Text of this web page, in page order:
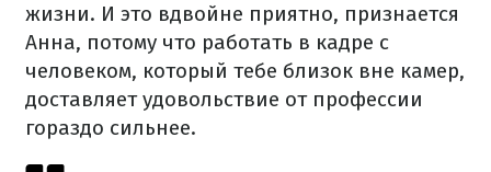
жизни. И это вдвойне приятно, признается
Анна, потому что работать в кадре с
человеком, который тебе близок вне камер,
доставляет удовольствие от профессии
гораздо сильнее.